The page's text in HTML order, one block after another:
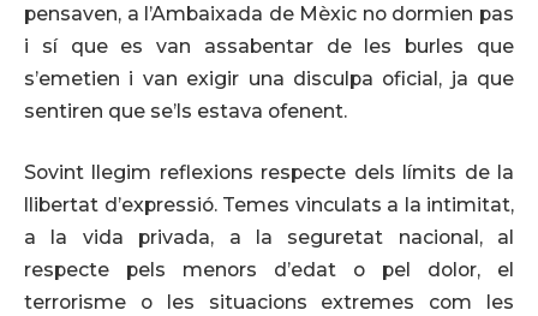
pensaven, a l’Ambaixada de Mèxic no dormien pas
i sí que es van assabentar de les burles que
s’emetien i van exigir una disculpa oficial, ja que
sentiren que se’ls estava ofenent.
Sovint llegim reflexions respecte dels límits de la
llibertat d’expressió. Temes vinculats a la intimitat,
a la vida privada, a la seguretat nacional, al
respecte pels menors d’edat o pel dolor, el
terrorisme o les situacions extremes com les